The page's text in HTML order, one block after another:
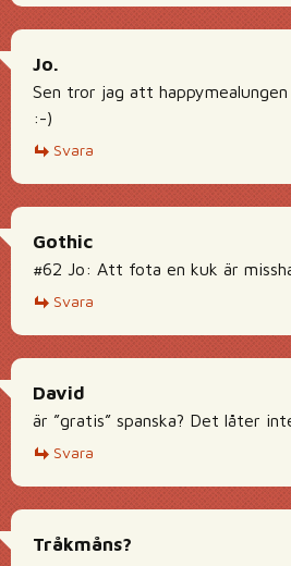
Jo.
Sen tror jag att
:-)
Svara
Gothic
#62 Jo: Att fota en kuk är
Svara
David
är ”gratis” spanska? Det låter
Svara
Tråkmåns?